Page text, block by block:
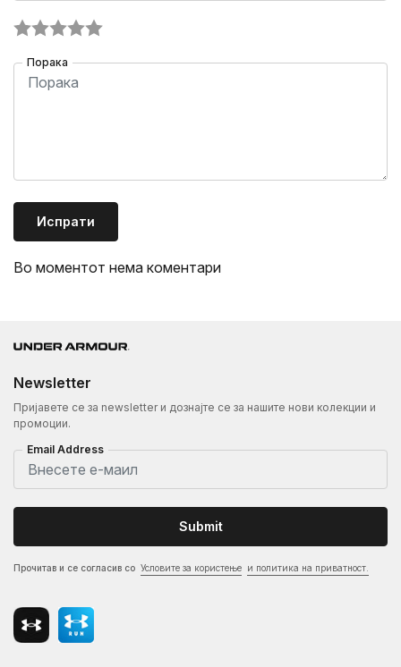
Порака
Испрати
Во моментот нема коментари
Newsletter
Пријавете се за newsletter и дознајте се за нашите нови колекции и
промоции.
Email Address
Submit
Прочитав и се согласив со Условите за користење и политика на приватност.